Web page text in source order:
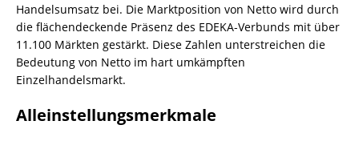
Handelsumsatz bei. Die Marktposition von Netto wird durch
die flächendeckende Präsenz des EDEKA-Verbunds mit über
11.100 Märkten gestärkt. Diese Zahlen unterstreichen die
Bedeutung von Netto im hart umkämpften
Einzelhandelsmarkt.
Alleinstellungsmerkmale